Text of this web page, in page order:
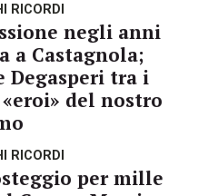
RICORDI
negli anni
a Castagnola;
Degasperi tra i
del nostro
RICORDI
per mille